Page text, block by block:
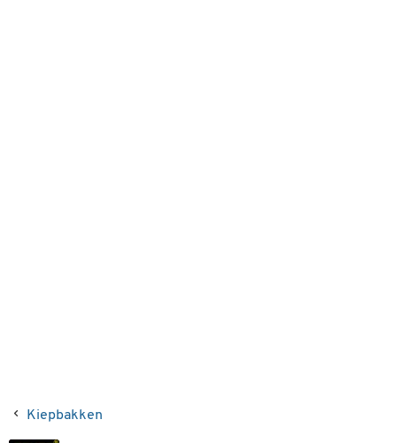
Kiepbakken